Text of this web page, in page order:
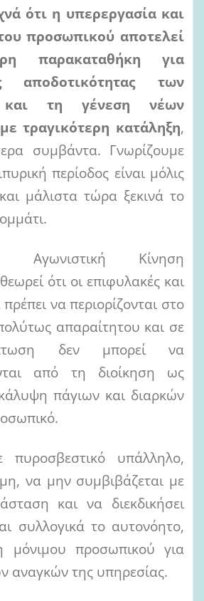
ότι η υπερεργασία και
προσωπικού αποτελεί
παρακαταθήκη
για
αποδοτικότητας
των
και τη γένεση
νέων
τραγικότερη κατάληξη,
συμβάντα. Γνωρίζουμε
περίοδος είναι μόλις
μάλιστα τώρα ξεκινά το
Κίνηση
ότι οι επιφυλακές και
να περιορίζονται στο
απαραίτητου και σε
δεν μπορεί να
από τη διοίκηση ως
πάγιων και διαρκών
πυροσβεστικό υπάλληλο,
να μην συμβιβάζεται με
και να διεκδικήσει
συλλογικά το αυτονόητο,
μόνιμου προσωπικού για
αναγκών της υπηρεσίας.